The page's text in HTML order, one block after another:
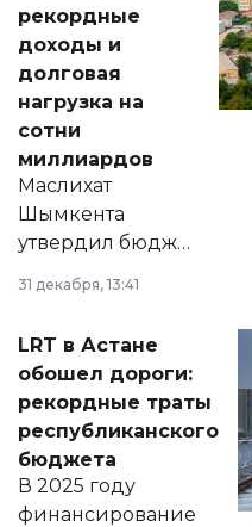
рекордные
доходы и
долговая
нагрузка на
сотни
миллиардов
Маслихат
Шымкента
утвердил бюджет
города на 2026–
2028 годы.
документ
появился в базе
нормативных
правовых актов и
на сайте маслихат
города.
31 декабря, 13:41
LRT в Астане
обошел дороги:
рекордные траты
республиканского
бюджета
В 2025 году
финансирование